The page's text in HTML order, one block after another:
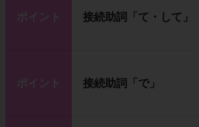
ポイント 接続助詞「て・して」
ポイント 接続助詞「で」